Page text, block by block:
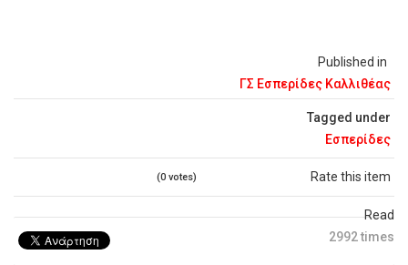
Published in
ΓΣ Εσπερίδες Καλλιθέας
Tagged under
Εσπερίδες
Rate this item
(0 votes)
Read
2992 times